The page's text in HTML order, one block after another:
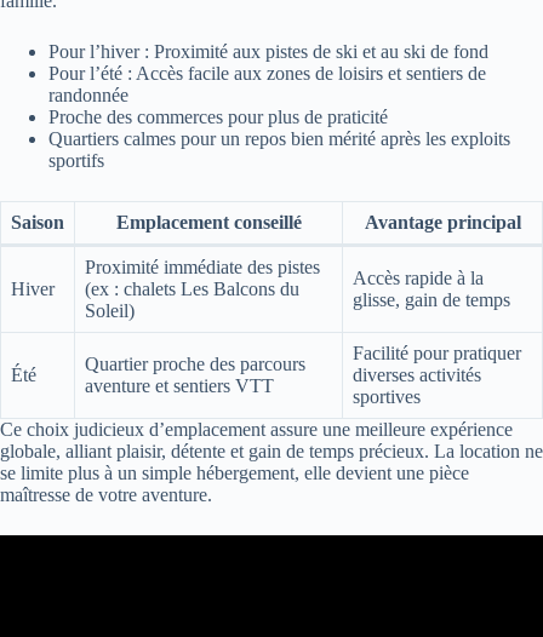
Pour l’hiver : Proximité aux pistes de ski et au ski de fond
Pour l’été : Accès facile aux zones de loisirs et sentiers de
randonnée
Proche des commerces pour plus de praticité
Quartiers calmes pour un repos bien mérité après les exploits
sportifs
Saison Emplacement conseillé Avantage principal
Hiver
Proximité immédiate des pistes
(ex : chalets Les Balcons du
Soleil)
Accès rapide à la
glisse, gain de temps
Été
Quartier proche des parcours
aventure et sentiers VTT
Facilité pour pratiquer
diverses activités
sportives
Ce choix judicieux d’emplacement assure une meilleure expérience
globale, alliant plaisir, détente et gain de temps précieux. La location ne
se limite plus à un simple hébergement, elle devient une pièce
maîtresse de votre aventure.